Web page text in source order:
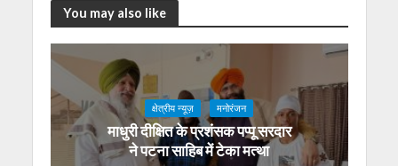
You may also like
क्षेत्रीय न्यूज़ मनोरंजन
माधुरी दीक्षित के प्रशंसक पप्पू सरदार
ने पटना साहिब में टेका मत्था